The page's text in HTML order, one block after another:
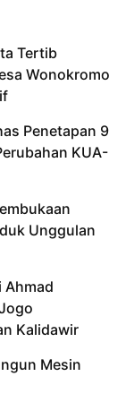
Tertib
Wonokromo
Penetapan 9
KUA-
Unggulan
Ahmad
Kalidawir
Mesin